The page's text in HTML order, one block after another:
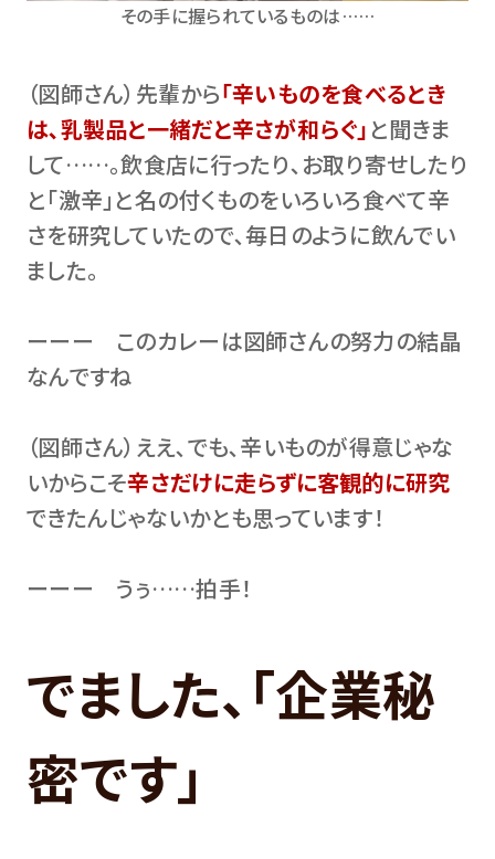
その手に握られているものは……
（図師さん）先輩から｢辛いものを食べるとき
は､乳製品と一緒だと辛さが和らぐ｣ と聞きま
して……。飲食店に行ったり､お取り寄せしたり
と｢激辛｣と名の付くものをいろいろ食べて辛
さを研究していたので､毎日のように飲んでい
ました。
ーーー このカレーは図師さんの努力の結晶
なんですね
（図師さん）ええ､でも､辛いものが得意じゃな
いからこそ辛さだけに走らずに客観的に研究
できたんじゃないかとも思っています！
ーーー うぅ……拍手！
でました､｢企業秘
密です｣